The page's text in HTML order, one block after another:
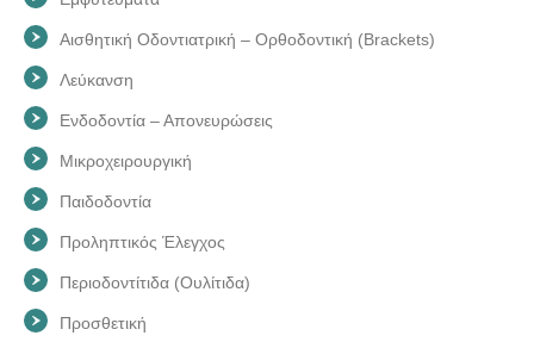
Αισθητική Οδοντιατρική – Ορθοδοντική (Brackets)
Λεύκανση
Ενδοδοντία – Απονευρώσεις
Μικροχειρουργική
Παιδοδοντία
Προληπτικός Έλεγχος
Περιοδοντίτιδα (Ουλίτιδα)
Προσθετική